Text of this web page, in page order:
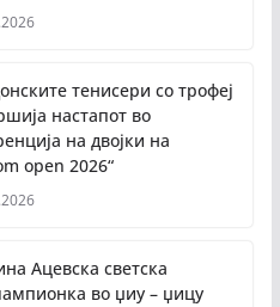
тенисери со трофеј
настапот во
на двојки на
open 2026“
Ацевска светска
во џиу – џицу